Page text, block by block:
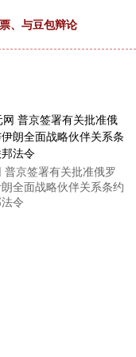
、与豆包辩论
普京签署有关批准俄罗
全面战略伙伴关系条约
令